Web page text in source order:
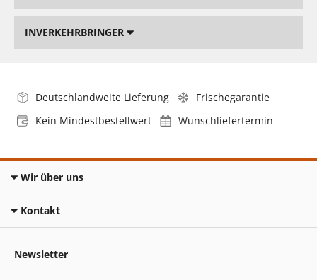
INVERKEHRBRINGER
Deutschlandweite Lieferung
Frischegarantie
Kein Mindestbestellwert
Wunschliefertermin
Wir über uns
Kontakt
Newsletter